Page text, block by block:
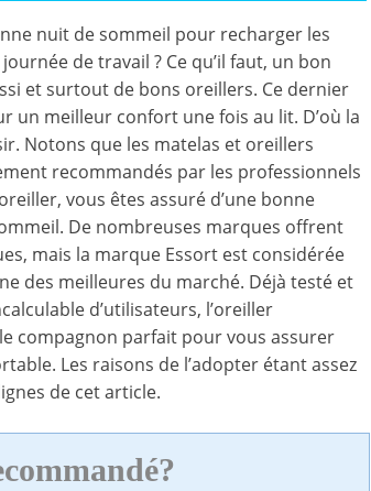
nuit de sommeil pour recharger les
de travail ? Ce qu’il faut, un bon
et surtout de bons oreillers. Ce dernier
un meilleur confort une fois au lit. D’où la
Notons que les matelas et oreillers
recommandés par les professionnels
vous êtes assuré d’une bonne
De nombreuses marques offrent
mais la marque Essort est considérée
des meilleures du marché. Déjà testé et
d’utilisateurs, l’oreiller
compagnon parfait pour vous assurer
Les raisons de l’adopter étant assez
de cet article.